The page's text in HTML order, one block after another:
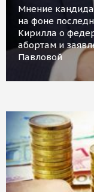
Мнение
на фоне
Кирилла о
абортам и
Павловой